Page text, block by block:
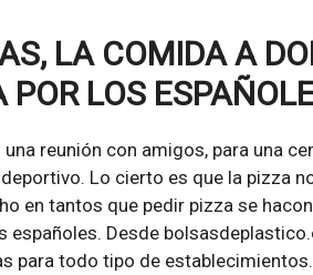
LA COMIDA A
POR LOS
una reunión con amigos, para una
Lo cierto es que la pizza
en tantos que pedir pizza se
Desde
para todo tipo de establecimientos.